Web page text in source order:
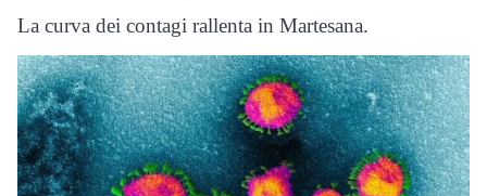
La curva dei contagi rallenta in Martesana.